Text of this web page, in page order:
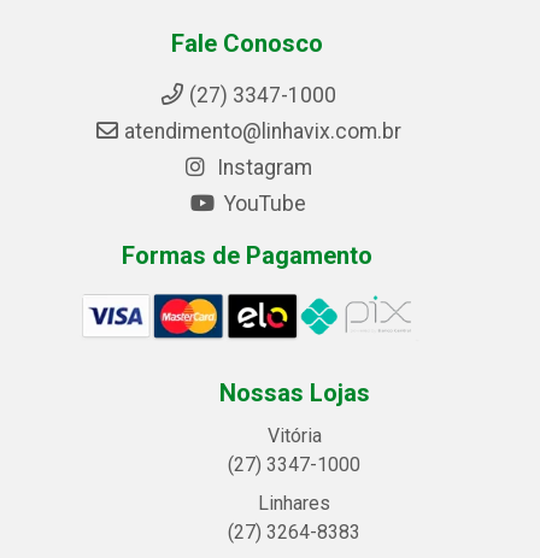
Fale Conosco
(27) 3347-1000
atendimento@linhavix.com.br
Instagram
YouTube
Formas de Pagamento
Nossas Lojas
Vitória
(27) 3347-1000
Linhares
(27) 3264-8383